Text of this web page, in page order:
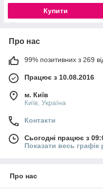
Купити
Про нас
99% позитивних з 269
Працює з 10.08.2016
м. Київ
Київ, Україна
Контакти
Сьогодні працює з
Показати весь графік
Про нас